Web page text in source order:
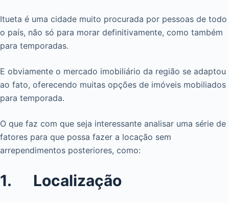
Itueta é uma cidade muito procurada por pessoas de todo
o país, não só para morar definitivamente, como também
para temporadas.
E obviamente o mercado imobiliário da região se adaptou
ao fato, oferecendo muitas opções de imóveis mobiliados
para temporada.
O que faz com que seja interessante analisar uma série de
fatores para que possa fazer a locação sem
arrependimentos posteriores, como:
1. Localização